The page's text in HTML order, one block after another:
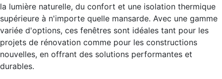
la lumière naturelle, du confort et une isolation thermique
supérieure à n'importe quelle mansarde. Avec une gamme
variée d'options, ces fenêtres sont idéales tant pour les
projets de rénovation comme pour les constructions
nouvelles, en offrant des solutions performantes et
durables.